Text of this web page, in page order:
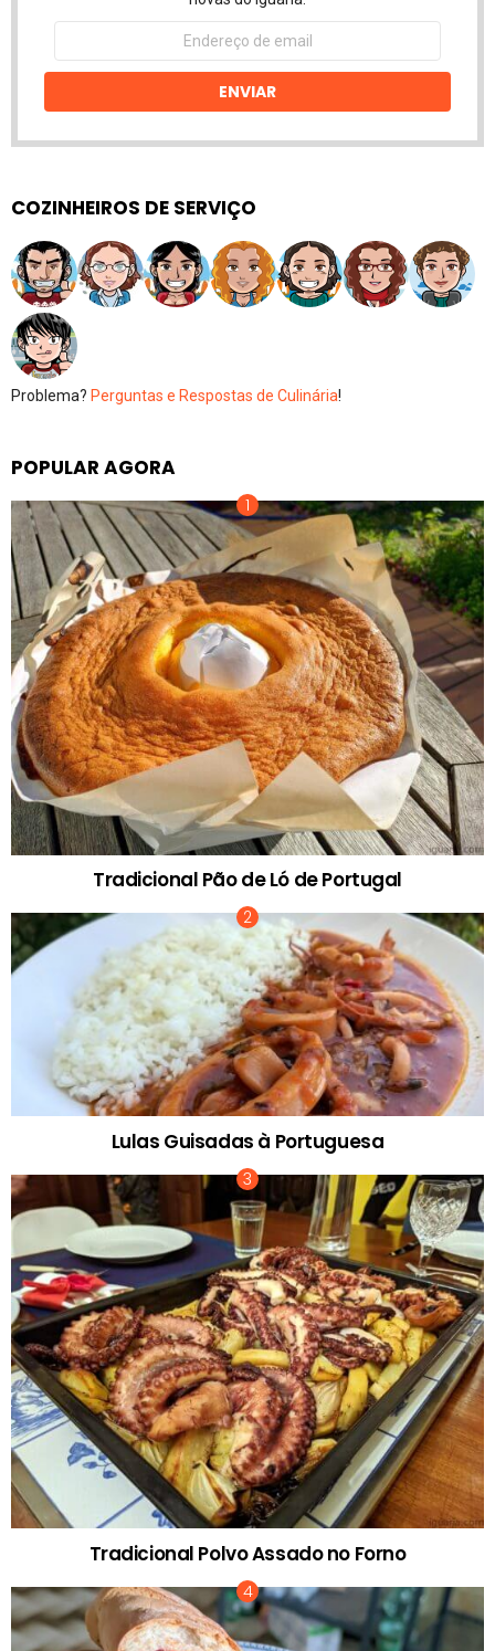
Endereço
email
ENVIAR
COZINHEIROS DE SERVIÇO
Problema? Perguntas e Respostas de Culinária!
POPULAR AGORA
Tradicional Pão de Ló de Portugal
Lulas Guisadas à Portuguesa
Tradicional Polvo Assado no Forno